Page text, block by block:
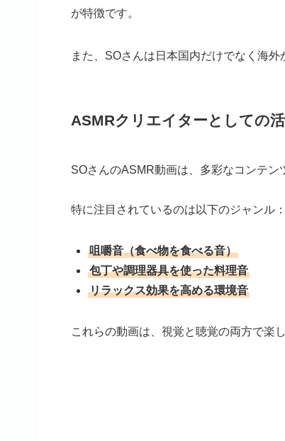
が特徴です。
また、SOさんは日本国内だけでなく海
ASMRクリエイターとしての
SOさんのASMR動画は、多彩なコンテン
特に注目されているのは以下のジャンル：
咀嚼音（食べ物を食べる音）
包丁や調理器具を使った料理音
リラックス効果を高める環境音
これらの動画は、視覚と聴覚の両方で楽